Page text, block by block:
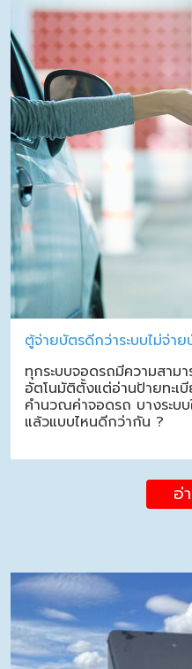
ตู้จ่ายบัตรดีกว่าระบบไม่จ่า
ทุกระบบจอดรถมีความสาม
อัตโนมัติตั้งแต่อ่านป้ายทะเ
คำนวณค่าจอดรถ บางระบบ
แล้วแบบไหนดีกว่ากัน ?
อ่